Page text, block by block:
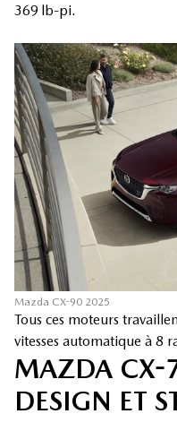
369 lb-pi.
Mazda CX-90 2025
Tous ces moteurs
vitesses automatique à 8
MAZDA CX-
DESIGN ET